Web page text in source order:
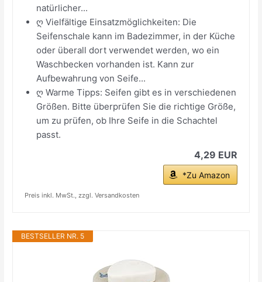
natürlicher...
ღ Vielfältige Einsatzmöglichkeiten: Die
Seifenschale kann im Badezimmer, in der Küche
oder überall dort verwendet werden, wo ein
Waschbecken vorhanden ist. Kann zur
Aufbewahrung von Seife...
ღ Warme Tipps: Seifen gibt es in verschiedenen
Größen. Bitte überprüfen Sie die richtige Größe,
um zu prüfen, ob Ihre Seife in die Schachtel
passt.
4,29 EUR
*Zu Amazon
Preis inkl. MwSt., zzgl. Versandkosten
BESTSELLER NR. 5